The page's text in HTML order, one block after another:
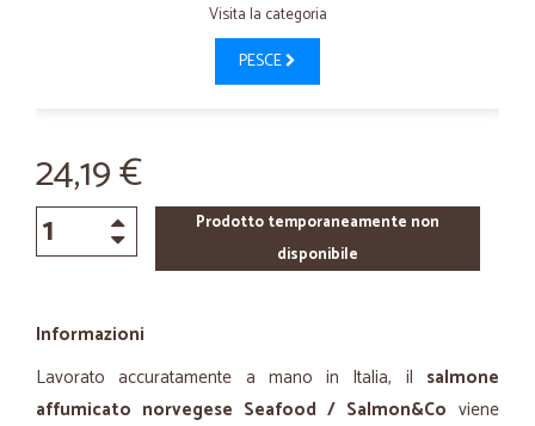
Visita la categoria
PESCE
24,19 €
Prodotto temporaneamente non
disponibile
Informazioni
Lavorato accuratamente a mano in Italia, il salmone
affumicato norvegese Seafood / Salmon&Co viene